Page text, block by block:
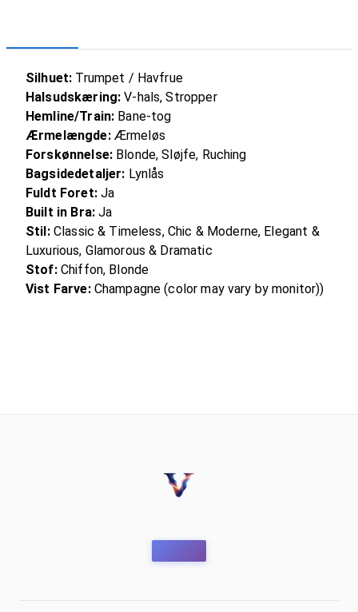
Silhuet: Trumpet / Havfrue
Halsudskæring: V-hals, Stropper
Hemline/Train: Bane-tog
Ærmelængde:Ærmeløs
Forskønnelse:Blonde, Sløjfe, Ruching
Bagsidedetaljer: Lynlås
Fuldt Foret:Ja
Built in Bra:Ja
Stil:Classic & Timeless, Chic & Moderne, Elegant &
Luxurious, Glamorous & Dramatic
Stof:Chiffon, Blonde
Vist Farve:Champagne (color may vary by monitor))